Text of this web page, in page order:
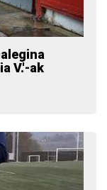
V.'-ak